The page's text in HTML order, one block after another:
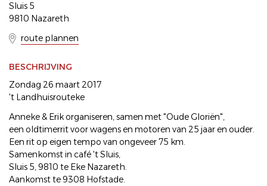
Sluis 5
9810 Nazareth
route plannen
BESCHRIJVING
Zondag 26 maart 2017
't Landhuisrouteke
Anneke & Erik organiseren, samen met "Oude Gloriën",
een oldtimerrit voor wagens en motoren van 25 jaar en ouder.
Een rit op eigen tempo van ongeveer 75 km.
Samenkomst in café 't Sluis,
Sluis 5, 9810 te Eke Nazareth.
Aankomst te 9308 Hofstade.